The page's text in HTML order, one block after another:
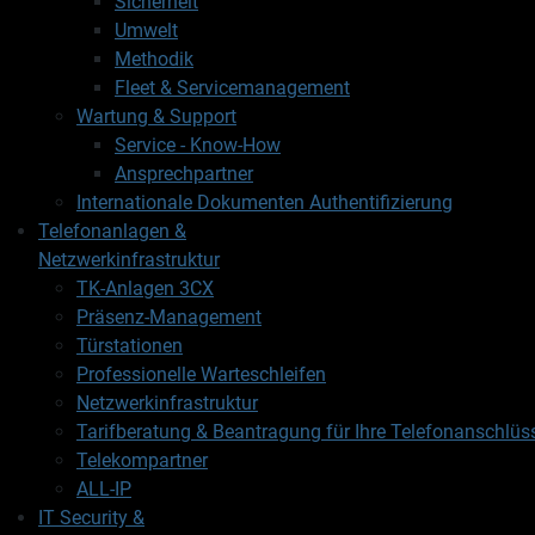
Umwelt
Methodik
Fleet & Servicemanagement
Wartung & Support
Service - Know-How
Ansprechpartner
Internationale Dokumenten Authentifizierung
Telefonanlagen &
Netzwerkinfrastruktur
TK-Anlagen 3CX
Präsenz-Management
Türstationen
Professionelle Warteschleifen
Netzwerkinfrastruktur
Tarifberatung & Beantragung für Ihre
Telekompartner
ALL-IP
IT Security &